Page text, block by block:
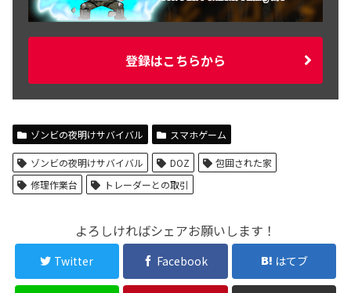
登録はこちらから
ゾンビの夜明けサバイバル スマホゲーム
ゾンビの夜明けサバイバル DOZ
包囲された家
修理作業台
トレーダーとの取引
よろしければシェアお願いします！
Twitter Facebook はてブ